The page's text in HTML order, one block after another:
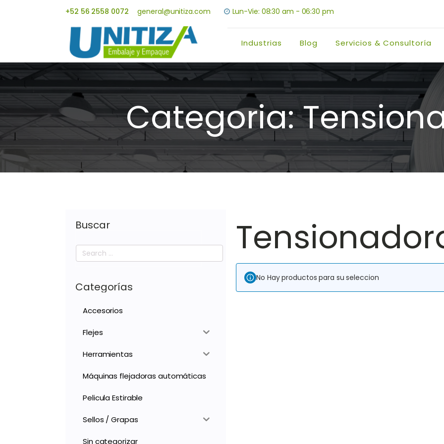
+52 56 2558 0072 general@unitiza.com Lun-Vie: 08:30 am - 06:30 pm
Industrias Blog Servicios & Consultoría
Categoria:
Buscar
Search
for:
Categorías
Accesorios
Flejes
Herramientas
Máquinas flejadoras automáticas
Pelicula Estirable
Sellos / Grapas
Sin categorizar
No Hay productos para su seleccion